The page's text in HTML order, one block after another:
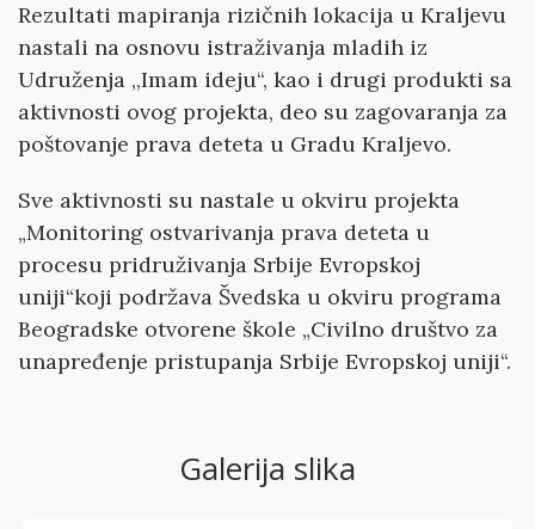
Rezultati mapiranja rizičnih lokacija u Kraljevu
nastali na osnovu istraživanja mladih iz
Udruženja ,,Imam ideju“, kao i drugi produkti sa
aktivnosti ovog projekta, deo su zagovaranja za
poštovanje prava deteta u Gradu Kraljevo.
Sve aktivnosti su nastale u okviru projekta
„Monitoring ostvarivanja prava deteta u
procesu pridruživanja Srbije Evropskoj
uniji“koji podržava Švedska u okviru programa
Beogradske otvorene škole „Civilno društvo za
unapređenje pristupanja Srbije Evropskoj uniji“.
Galerija slika